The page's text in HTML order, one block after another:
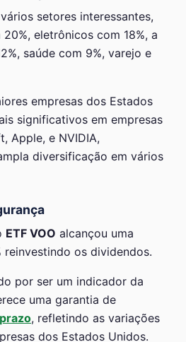
setores interessantes,
eletrônicos com 18%, a
saúde com 9%, varejo e
empresas dos Estados
significativos em empresas
Apple, e NVIDIA,
diversificação em vários
ETF VOO alcançou uma
os dividendos.
por ser um indicador da
uma garantia de
, refletindo as variações
dos Estados Unidos.